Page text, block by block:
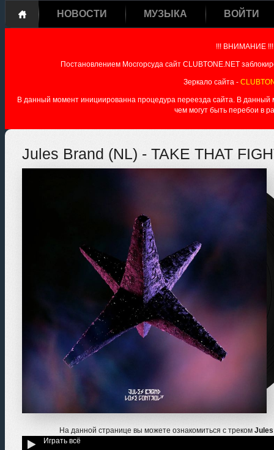
НОВОСТИ МУЗЫКА ВОЙТИ
!!! ВНИМАНИЕ !!!
Постановлением Мосгорсуда сайт CLUBTONE.NET
Зеркало сайта -
В данный момент инициированна процедура переезда сайта. В данный
чем могут быть перебои в
Jules Brand (NL) - TAKE THAT
На данной странице вы можете ознакомиться с треком Jules
Играть всё